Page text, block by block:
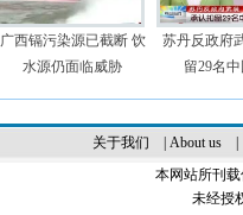
广西镉污染源已截断 饮
水源仍面临威胁
苏丹反政府
留29名
关于我们 About us|
本网站所刊
未经授